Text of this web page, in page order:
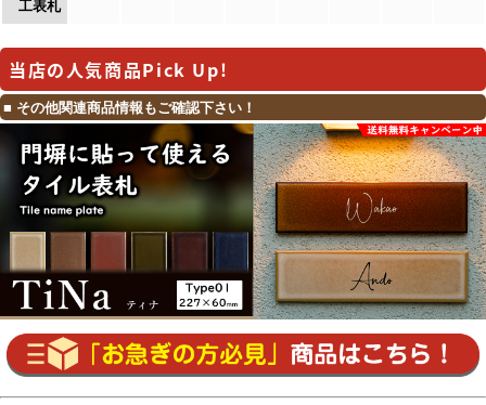
当店の人気商品Pick Up!